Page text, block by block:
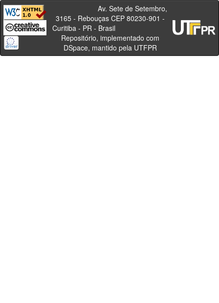
Av. Sete de Setembro,
3165 - Rebouças CEP 80230-901 -
Curitiba - PR - Brasil
Repositório, implementado com
DSpace, mantido pela UTFPR